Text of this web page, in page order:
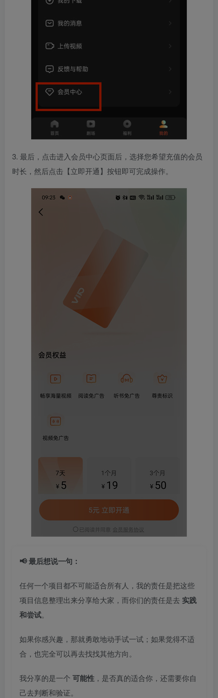
3. 最后，点击进入会员中心页面后，选择您希望充值的会员
时长，然后点击【立即开通】按钮即可完成操作。
📢 最后想说一句：
任何一个项目都不可能适合所有人，我的责任是把这些
项目信息整理出来分享给大家，而你们的责任是去 实践
和尝试。
如果你感兴趣，那就勇敢地动手试一试；如果觉得不适
合，也完全可以再去找找其他方向。
我分享的是一个 可能性 ，是否真的适合你，还需要你自
己去判断和验证。